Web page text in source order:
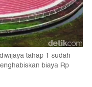
tahap 1 sudah
biaya Rp